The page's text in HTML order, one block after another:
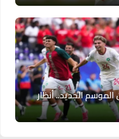
الجديد.. أنظار